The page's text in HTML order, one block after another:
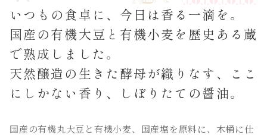
いつもの食卓に、今日は香る一滴を。
国産の有機大豆と有機小麦を歴史ある蔵
で熟成しました。
天然醸造の生きた酵母が織りなす、ここ
にしかない香り、しぼりたての醤油。
国産の有機丸大豆と有機小麦、国産塩を原料に、木桶に仕